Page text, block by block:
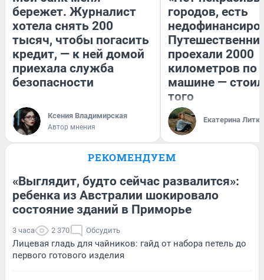
бережет. Журналист
хотела снять 200
тысяч, чтобы погасить
кредит, — к ней домой
приехала служба
безопасности
Ксения Владимирская
Автор мнения
городов, есть
проехали 2000
километров по
машине —
того
Екатерина
РЕКОМЕНДУЕМ
«Выглядит, будто сейчас развалится»:
ребенка из Австралии шокировало
состояние зданий в Приморье
3 часа 2 370 Обсудить
Лицевая гладь для чайников: гайд от набора петель до
первого готового изделия